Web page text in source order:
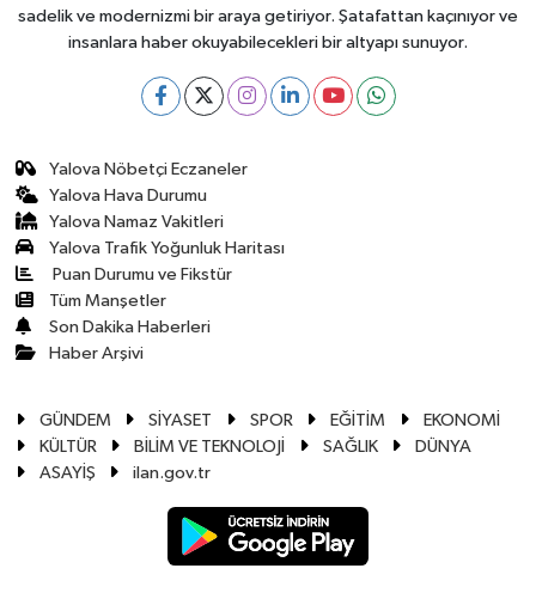
sadelik ve modernizmi bir araya getiriyor. Şatafattan kaçınıyor ve
insanlara haber okuyabilecekleri bir altyapı sunuyor.
Yalova Nöbetçi Eczaneler
Yalova Hava Durumu
Yalova Namaz Vakitleri
Yalova Trafik Yoğunluk Haritası
Puan Durumu ve Fikstür
Tüm Manşetler
Son Dakika Haberleri
Haber Arşivi
GÜNDEM SİYASET SPOR EĞİTİM
EKONOMİ
KÜLTÜR
BİLİM VE TEKNOLOJİ SAĞLIK
DÜNYA
ASAYİŞ
ilan.gov.tr